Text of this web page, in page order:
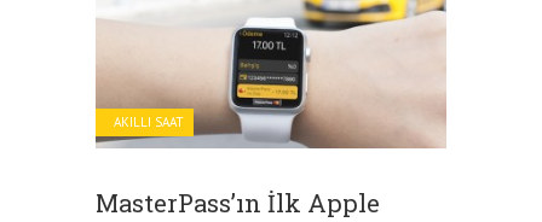
AKILLI SAAT
MasterPass’ın İlk Apple